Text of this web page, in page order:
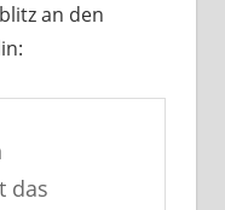
an den
das